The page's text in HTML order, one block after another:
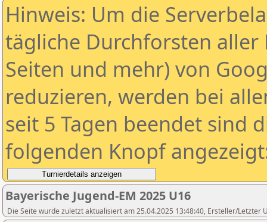
Hinweis: Um die
tägliche Durchforsten aller
Seiten und mehr) von
reduzieren, werden bei
seit 5 Tagen beendet sind
folgenden Knopf
Bayerische Jugend-EM 2025 U16
Die Seite wurde zuletzt aktualisiert am 25.04.2025 13:48:40, Ersteller/Letzter